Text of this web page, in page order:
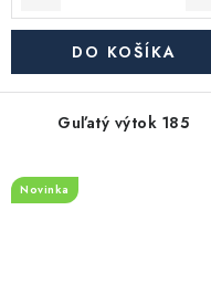
DO KOŠÍKA
Guľatý výtok 185
Novinka